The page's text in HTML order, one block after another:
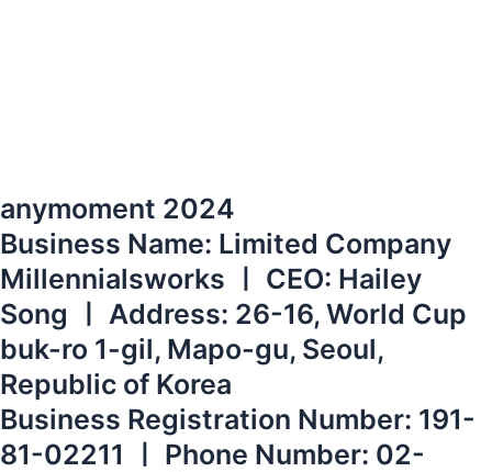
anymoment 2024
Business Name: Limited Company
Millennialsworks ㅣ CEO: Hailey
Song ㅣ Address: 26-16, World Cup
buk-ro 1-gil, Mapo-gu, Seoul,
Republic of Korea
Business Registration Number: 191-
81-02211 ㅣ Phone Number: 02-